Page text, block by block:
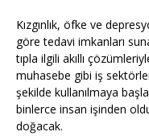
Kızgınlık, öfke ve
göre tedavi imkanları
tıpla ilgili akıllı
muhasebe gibi iş
şekilde kullanılmaya
binlerce insan işinden
doğacak.